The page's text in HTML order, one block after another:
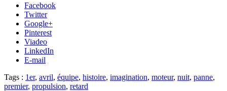
Facebook
Twitter
Google+
Pinterest
Viadeo
LinkedIn
E-mail
Tags : 1er, avril, équipe, histoire, imagination, moteur, nuit, panne,
premier, propulsion, retard